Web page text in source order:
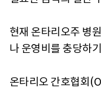
현재 온타리오주 병
나 운영비를 충당하
온타리오 간호협회